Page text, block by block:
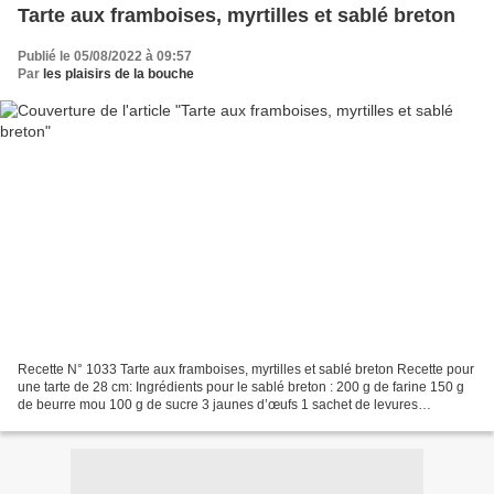
Tarte aux framboises, myrtilles et sablé breton
Publié le 05/08/2022 à 09:57
Par les plaisirs de la bouche
Recette N° 1033 Tarte aux framboises, myrtilles et sablé breton Recette pour
une tarte de 28 cm: Ingrédients pour le sablé breton : 200 g de farine 150 g
de beurre mou 100 g de sucre 3 jaunes d’œufs 1 sachet de levures